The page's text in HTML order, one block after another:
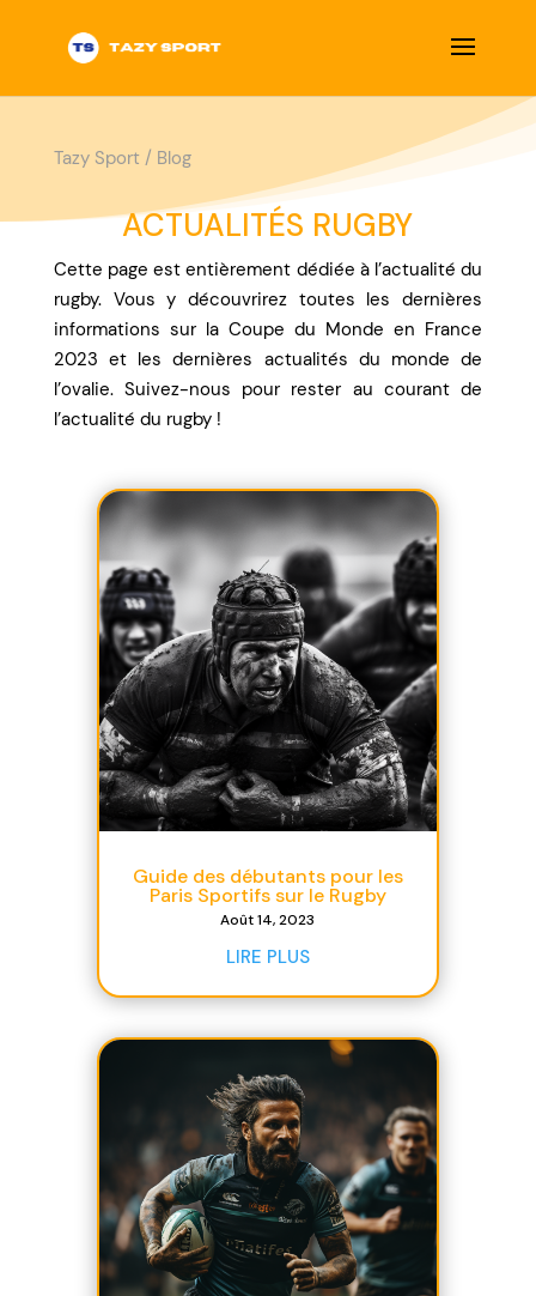
Tazy Sport/ Blog
ACTUALITÉS RUGBY
Cette page est entièrement dédiée à l’actualité du
rugby. Vous y découvrirez toutes les dernières
informations sur la Coupe du Monde en France
2023 et les dernières actualités du monde de
l’ovalie. Suivez-nous pour rester au courant de
l’actualité du rugby !
Guide des débutants pour les
Paris Sportifs sur le Rugby
Août 14, 2023
LIRE PLUS